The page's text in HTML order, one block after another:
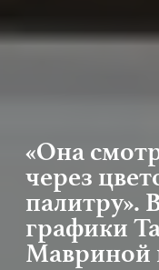
«Она
через
палитру».
графики